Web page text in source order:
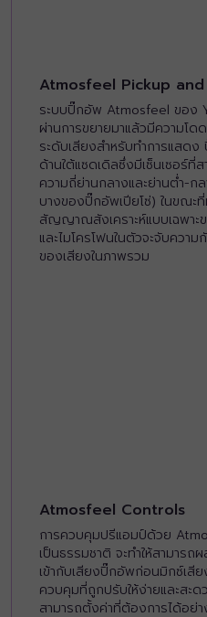
Atmosfeel Pickup
ระบบปิ๊กอัพ Atmosfeel ของ
ผ่านการขยายมาแล้วมีความโด
ระดับเสียงสำหรับทำการแสด
ด้านใต้แซดเดิลซึ่งมีเซ็นเซอร์ที่ส
ความถี่ย่านกลางและย่านต่ำ-ก
บางของปิ๊กอัพเปียโซ่) ในขณะ
สัญญาณสังเคราะห์แบบเฉพาะ
และไมโครโฟนในตัวจะจับความ
ของเสียงในภาพรวม
Atmosfeel Controls
การควบคุมปรีแอมป์ด้วย
เป็นธรรมชาติ จะทำให้สามารถ
เข้ากับเสียงปิ๊กอัพก่อนมิกซ์เสี
ควบคุมที่ถูกปรับให้ง่ายและสะ
สามารถตั้งค่าที่ต้องการได้อย่